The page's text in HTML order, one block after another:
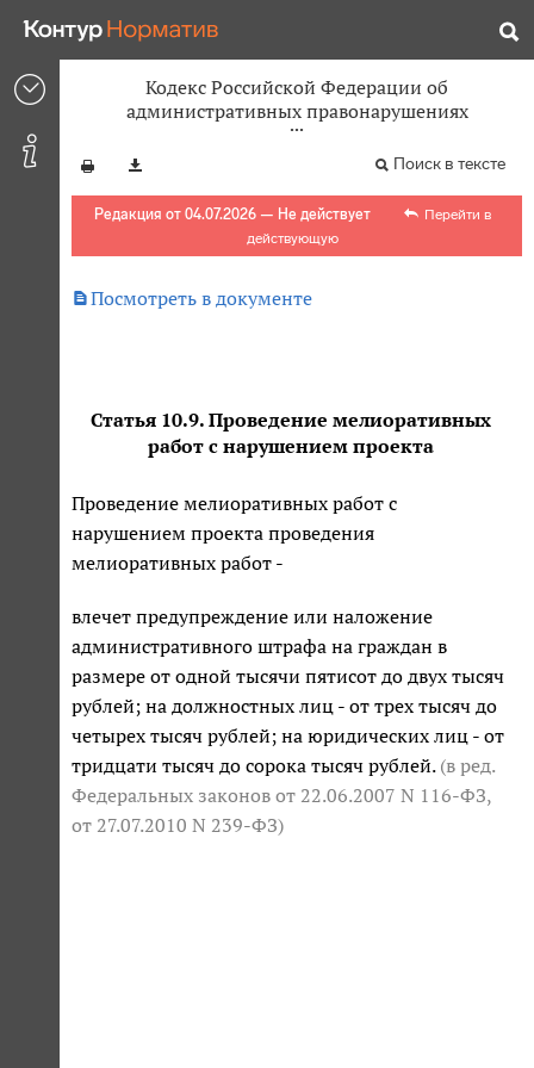
Кодекс Российской Федерации об
административных правонарушениях
Поиск в тексте
Редакция от 04.07.2026 — Не действует
Перейти в
действующую
Посмотреть в документе
Статья 10.9. Проведение мелиоративных
работ с нарушением проекта
Проведение мелиоративных работ с
нарушением проекта проведения
мелиоративных работ -
влечет предупреждение или наложение
административного штрафа на граждан в
размере от одной тысячи пятисот до двух тысяч
рублей; на должностных лиц - от трех тысяч до
четырех тысяч рублей; на юридических лиц - от
тридцати тысяч до сорока тысяч рублей. (в ред.
Федеральных законов от 22.06.2007 N 116-ФЗ,
от 27.07.2010 N 239-ФЗ)